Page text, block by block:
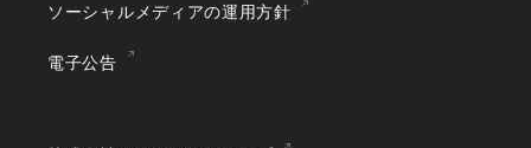
ソーシャルメディアの運用方針
電子公告